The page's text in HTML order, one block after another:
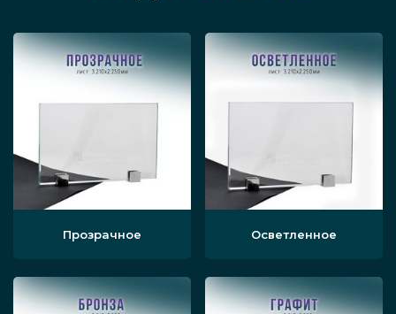
Прозрачное Осветленное